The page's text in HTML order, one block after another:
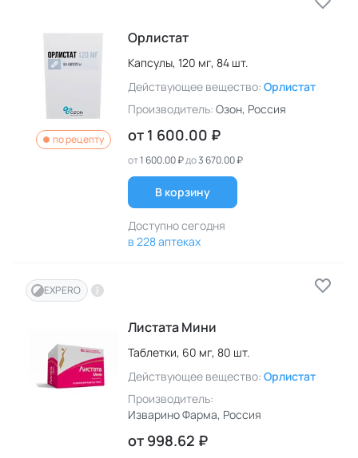
по рецепту
Орлистат
Капсулы, 120 мг, 84 шт.
Действующее вещество: Орлистат
Производитель: Озон, Россия
от 1 600.00 ₽
от1 600.00 ₽до3 670.00 ₽
В корзину
Доступно сегодня
в 228 аптеках
EXPERO
Листата Мини
Таблетки, 60 мг, 80 шт.
Действующее вещество: Орлистат
Производитель:
Изварино Фарма, Россия
от 998.62 ₽